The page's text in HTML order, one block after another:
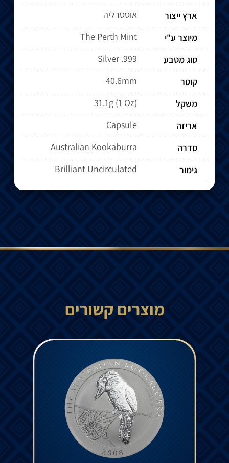
ארץ ייצור
אוסטרליה
מיוצר ע"י
The Perth Mint
סוג מטבע
Silver .999
קוטר
40.6mm
משקל
31.1g (1 Oz)
אריזה
Capsule
סדרה
Australian Kookaburra
גימור
Brilliant Uncirculated
מוצרים קשורים